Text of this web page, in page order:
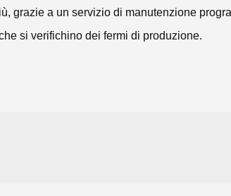
grazie a un servizio di manutenzione
si verifichino dei fermi di produzione.